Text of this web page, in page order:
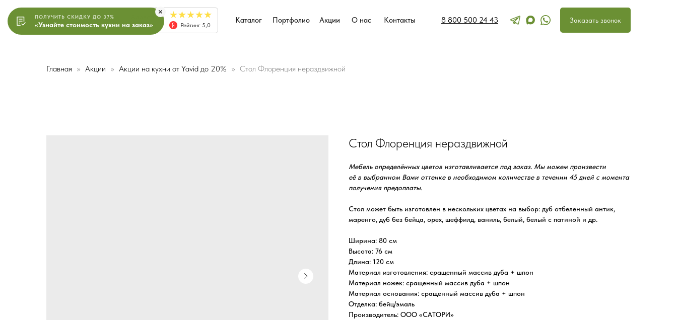
8 800 500 24 43
Рейтинг 5,0
салонов
Заказать звонок
Перезвоните мн
Каталог О нас
Акции
Портфолио Контакты
Главная Акции Акции на кухни от Yavid до 20% Стол Флоренция нераздвижной
Стол Флоренция нераздвижной
Мебель определённых цветов изготавливается под заказ. Мы можем произвести
её в выбранном Вами оттенке в необходимом количестве в течении 45 дней с момента
получения предоплаты.
Стол может быть изготовлен в нескольких цветах на выбор: дуб отбеленный антик,
маренго, дуб без бейца, орех, шеффилд, ваниль, белый, белый с патиной и др.
Ширина: 80 см
Высота: 76 см
Длина: 120 см
Материал изготовления: сращенный массив дуба + шпон
Материал ножек: сращенный массив дуба + шпон
Материал основания: сращенный массив дуба + шпон
Отделка: бейц/эмаль
Производитель: ООО «САТОРИ»
ПОЛУЧИТЬ СКИДКУ ДО 37%
«Узнайте стоимость кухни на заказ»